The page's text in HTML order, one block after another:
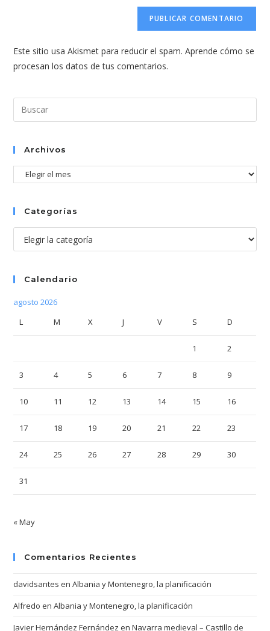
comentar
web
(opcional)
Este sitio usa Akismet para reducir el spam.Aprende cómo se
procesan los datos de tus comentarios.
el
Archivos
Archivos
Categorías
Categorías
Calendario
agosto 2026
L
M X J V S D
1 2
3 4 5 6 7 8 9
10 11 12 13 14 15 16
17 18 19 20 21 22 23
24 25 26 27 28 29 30
31
« May
Comentarios Recientes
davidsantes enAlbania y Montenegro, la planificación
Alfredo enAlbania y Montenegro, la planificación
Javier Hernández Fernández enNavarra medieval – Castillo de